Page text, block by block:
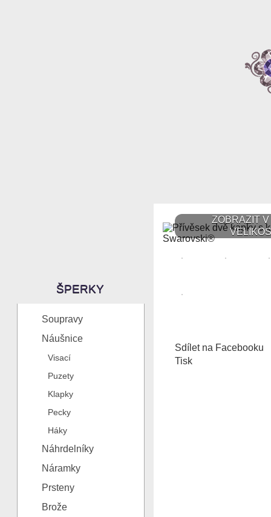
ŠPERKY
Soupravy
Náušnice
Visací
Puzety
Klapky
Pecky
Háky
Náhrdelníky
Náramky
Prsteny
Brože
ZOBRAZIT
Sdílet na Facebooku
Tisk